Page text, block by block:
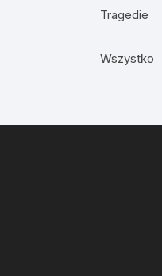
Tragedie
Wszystko